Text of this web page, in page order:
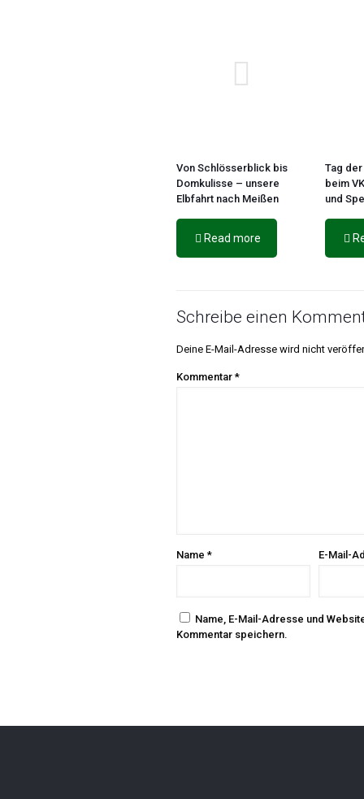
Von Schlösserblick bis
Domkulisse – unsere
Elbfahrt nach Meißen
Read more
Tag
beim
und
Schreibe einen
Deine E-Mail-Adresse wird nicht
Kommentar *
Name * E-Mail-
Name, E-Mail-Adresse und
Kommentar speichern.